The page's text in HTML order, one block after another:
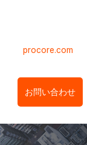
procore.com
お問い合わせ